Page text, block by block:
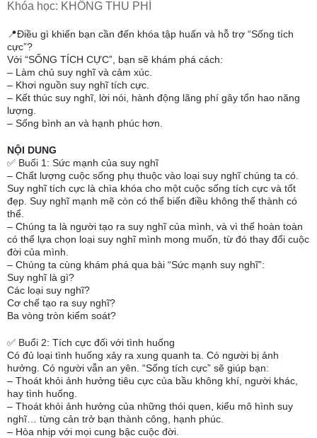
Khóa học: KHÔNG THU PHÍ
📍Điều gì khiến bạn cần đến khóa tập huấn và hỗ trợ “Sống tích
cực”?
Với “SỐNG TÍCH CỰC”, bạn sẽ khám phá cách:
– Làm chủ suy nghĩ và cảm xúc.
– Khơi nguồn suy nghĩ tích cực.
– Kết thúc suy nghĩ, lời nói, hành động lãng phí gây tổn hao năng
lượng.
– Sống bình an và hạnh phúc hơn.
NỘI DUNG
✅ Buổi 1: Sức mạnh của suy nghĩ
– Chất lượng cuộc sống phụ thuộc vào loại suy nghĩ chúng ta có.
Suy nghĩ tích cực là chìa khóa cho một cuộc sống tích cực và tốt
đẹp. Suy nghĩ mạnh mẽ còn có thể biến điều không thể thành có
thể.
– Chúng ta là người tạo ra suy nghĩ của mình, và vì thế hoàn toàn
có thể lựa chọn loại suy nghĩ mình mong muốn, từ đó thay đổi cuộc
đời của mình.
– Chúng ta cùng khám phá qua bài “Sức mạnh suy nghĩ”:
Suy nghĩ là gì?
Các loại suy nghĩ?
Cơ chế tạo ra suy nghĩ?
Ba vòng tròn kiểm soát?
✅ Buổi 2: Tích cực đối với tình huống
Có đủ loại tình huống xảy ra xung quanh ta. Có người bị ảnh
hưởng. Có người vẫn an yên. “Sống tích cực” sẽ giúp bạn:
– Thoát khỏi ảnh hưởng tiêu cực của bầu không khí, người khác,
hay tình huống.
– Thoát khỏi ảnh hưởng của những thói quen, kiểu mô hình suy
nghĩ… từng cản trở bạn thành công, hạnh phúc.
– Hòa nhịp với mọi cung bậc cuộc đời.